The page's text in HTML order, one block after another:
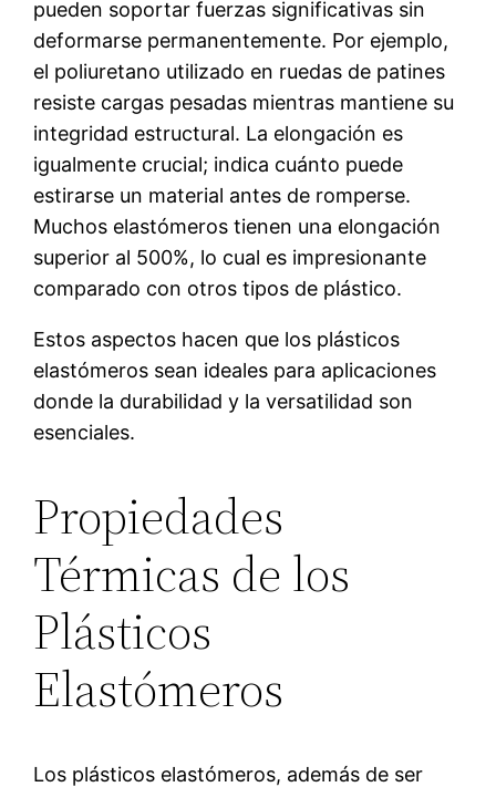
pueden soportar fuerzas significativas sin
deformarse permanentemente. Por ejemplo,
el poliuretano utilizado en ruedas de patines
resiste cargas pesadas mientras mantiene su
integridad estructural. La elongación es
igualmente crucial; indica cuánto puede
estirarse un material antes de romperse.
Muchos elastómeros tienen una elongación
superior al 500%, lo cual es impresionante
comparado con otros tipos de plástico.
Estos aspectos hacen que los plásticos
elastómeros sean ideales para aplicaciones
donde la durabilidad y la versatilidad son
esenciales.
Propiedades
Térmicas de los
Plásticos
Elastómeros
Los plásticos elastómeros, además de ser